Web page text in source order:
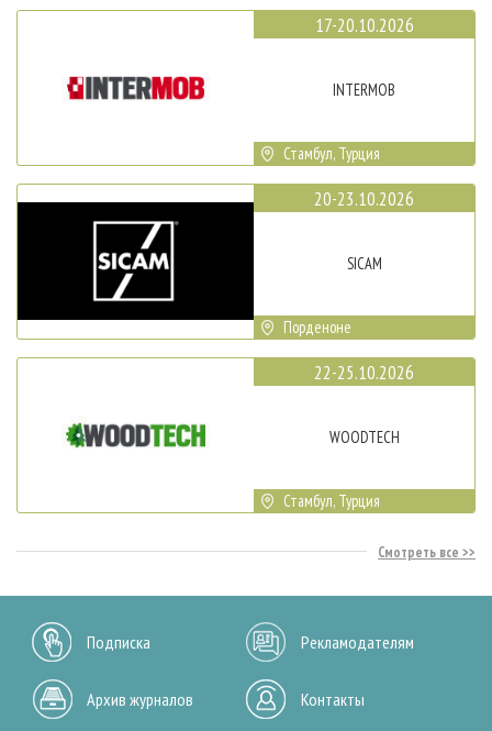
17-20.10.2026
INTERMOB
Стамбул, Турция
20-23.10.2026
SICAM
Порденоне
22-25.10.2026
WOODTECH
Стамбул, Турция
Смотреть все
Подписка Рекламодателям
Архив журналов Контакты